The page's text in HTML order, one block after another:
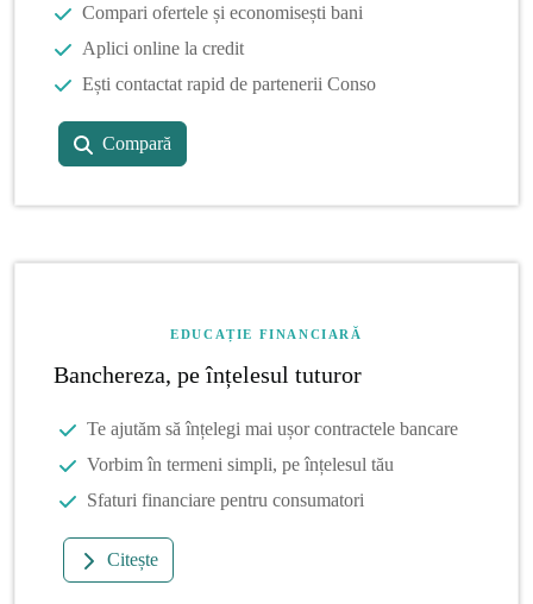
Compari ofertele și economisești bani
Aplici online la credit
Ești contactat rapid de partenerii Conso
Compară
EDUCAȚIE FINANCIARĂ
Banchereza, pe înțelesul tuturor
Te ajutăm să înțelegi mai ușor contractele bancare
Vorbim în termeni simpli, pe înțelesul tău
Sfaturi financiare pentru consumatori
Citește